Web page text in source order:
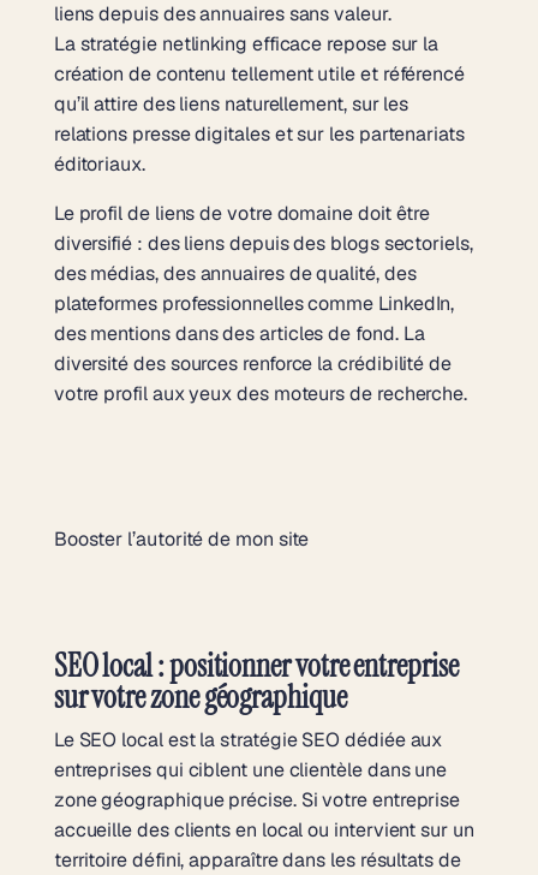
liens depuis des annuaires sans valeur.
Lastratégie netlinking efficace repose sur la
création de contenu tellement utile et référencé
qu’il attire des liens naturellement, sur les
relations presse digitales et sur les partenariats
éditoriaux.
Le profil de liens de votre domaine doit être
diversifié : des liens depuis des blogs sectoriels,
des médias, des annuaires de qualité, des
plateformes professionnelles comme LinkedIn,
des mentions dans des articles de fond. La
diversité des sources renforce la crédibilité de
votre profil aux yeux des moteurs de recherche.
Booster l’autorité de mon site
SEO local : positionner votre entreprise
sur votre zone géographique
Le SEO local est la stratégie SEO dédiée aux
entreprises qui ciblent une clientèle dans une
zone géographique précise. Si votre entreprise
accueille des clients en local ou intervient sur un
territoire défini, apparaître dans les résultats de